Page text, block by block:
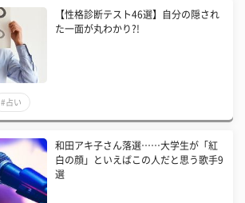
【性格診断テスト46選】自分の隠され
た一面が丸わかり?!
#占い
和田アキ子さん落選……大学生が「紅
白の顔」といえばこの人だと思う歌手9
選